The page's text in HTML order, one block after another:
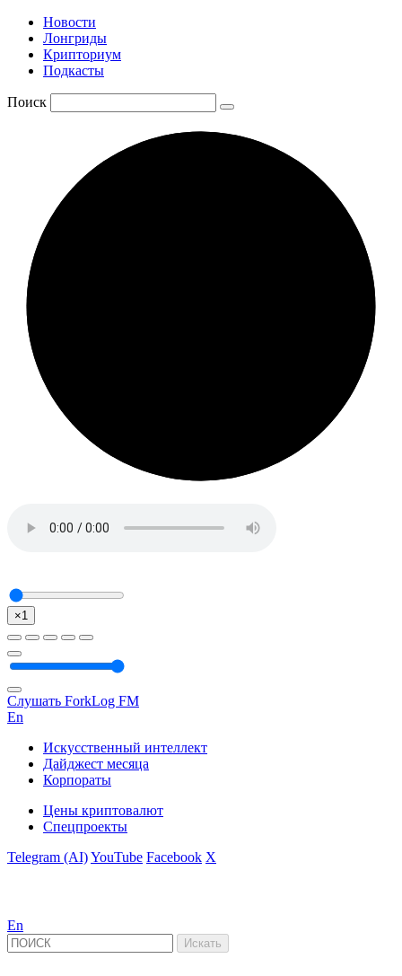
Новости
Лонгриды
Крипториум
Подкасты
Поиск
×1
Слушать ForkLog FM
En
Искусственный интеллект
Дайджест месяца
Корпораты
Цены криптовалют
Спецпроекты
Telegram (AI)YouTube Facebook X
En